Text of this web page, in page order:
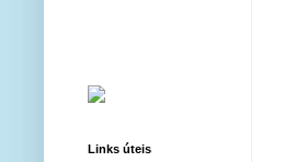
Links úteis